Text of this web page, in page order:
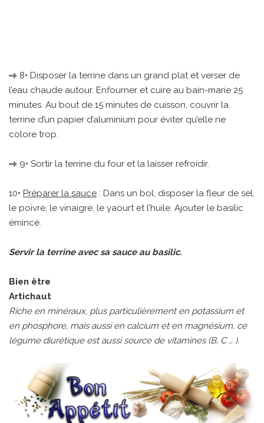
8• Disposer la terrine dans un grand plat et verser de
l’eau chaude autour. Enfourner et cuire au bain-marie 25
minutes. Au bout de 15 minutes de cuisson, couvrir la
terrine d’un papier d’aluminium pour éviter qu’elle ne
colore trop.
9• Sortir la terrine du four et la laisser refroidir.
10• Préparer la sauce : Dans un bol, disposer la fleur de sel,
le poivre, le vinaigre, le yaourt et l’huile. Ajouter le basilic
émincé.
Servir la terrine avec sa sauce au basilic.
Bien être
Artichaut
Riche en minéraux, plus particulièrement en potassium et
en phosphore, mais aussi en calcium et en magnésium, ce
légume diurétique est aussi source de vitamines (B, C … ).